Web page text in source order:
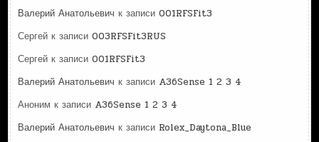
Валерий Анатольевич к записи001RFSFit3
Сергей к записи003RFSFit3RUS
Сергей к записи001RFSFit3
Валерий Анатольевич к записи A36Sense 1 2 3 4
Аноним к записи A36Sense 1 2 3 4
Валерий Анатольевич к записи Rolex_Daytona_Blue